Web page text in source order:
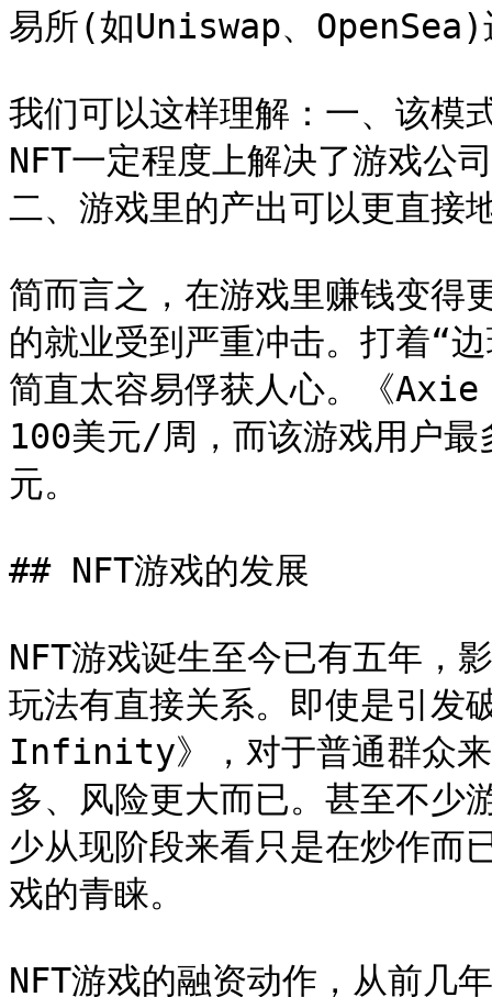
易所(如Uniswap、OpenSea)
我们可以这样理解：一、该模
NFT一定程度上解决了游戏公
二、游戏里的产出可以更直接
简而言之，在游戏里赚钱变得
的就业受到严重冲击。打着
简直太容易俘获人心。《
100美元/周，而该游戏用户
元。
## NFT游戏的发展
NFT游戏诞生至今已有五年，
玩法有直接关系。即使是引发
Infinity》，对于普通群众来
多、风险更大而已。甚至不少
少从现阶段来看只是在炒作而
戏的青睐。
NFT游戏的融资动作，从前几